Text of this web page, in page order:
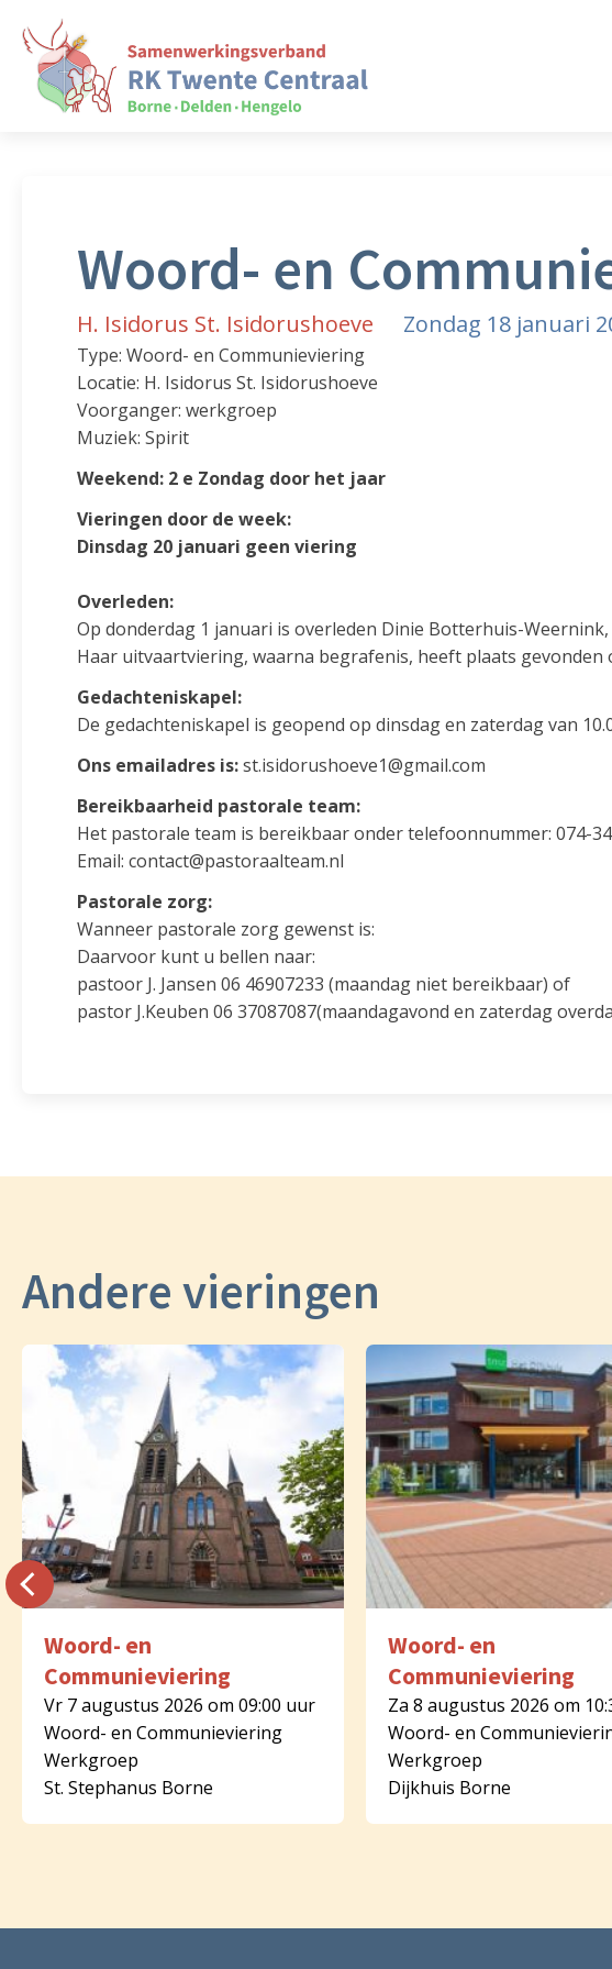
Woord- en
H. Isidorus St. Isidorushoeve Zondag 18 januari
Type: Woord- en Communieviering
Locatie: H. Isidorus St. Isidorushoeve
Voorganger: werkgroep
Muziek: Spirit
Weekend: 2 e Zondag door het jaar
Vieringen door de week:
Dinsdag 20 januari geen viering
Overleden:
Op donderdag 1 januari is overleden Dinie Botterhuis-
Haar uitvaartviering, waarna begrafenis, heeft plaats gevonden
Gedachteniskapel:
De gedachteniskapel is geopend op dinsdag en zaterdag van
Ons emailadres is:st.isidorushoeve1@gmail.com
Bereikbaarheid pastorale team:
Het pastorale team is bereikbaar onder telefoonnummer: 074-
Email: contact@pastoraalteam.nl
Pastorale zorg:
Wanneer pastorale zorg gewenst is:
Daarvoor kunt u bellen naar:
pastoor J. Jansen 06 46907233 (maandag niet bereikbaar) of
pastor J.Keuben 06 37087087(maandagavond en zaterdag
Andere vieringen
Woord- en
Communieviering
Vr 7 augustus 2026 om 09:00 uur
Woord- en Communieviering
Werkgroep
St. Stephanus Borne
Woord- en
Communieviering
Za 8 augustus 2026 om
Woord- en
Werkgroep
Dijkhuis Borne